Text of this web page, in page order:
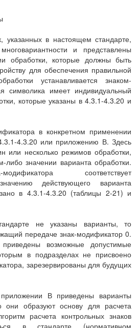
указанных в настоящем стандарте,
и представлены
обработки, которые должны быть
для обеспечения правильной
устанавливается знаком-
символика имеет индивидуальный
которые указаны в 4.3.1-4.3.20 и
в конкретном применении
4.3.20 или приложению В. Здесь
или несколько режимов обработки,
значении варианта обработки.
соответствует
действующего варианта
в 4.3.1-4.3.20 (таблицы 2-21) и
не указаны варианты, то
передаче знак-модификатор 0.
возможные допустимые
в подразделах не присвоено
зарезервированы для будущих
В приведены варианты
они образуют основу для расчета
расчета контрольных знаков
в стандарте (нормативном